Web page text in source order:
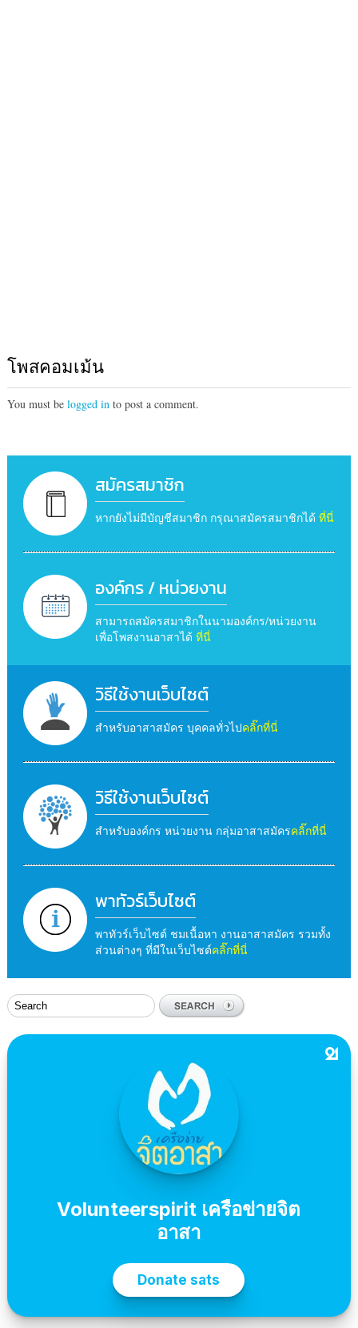
โพสคอมเม้น
You must be logged in to post a comment.
สมัครสมาชิก
หากยังไม่มีบัญชีสมาชิก กรุณาสมัครสมาชิกได้ ที่นี่
องค์กร / หน่วยงาน
สามารถสมัครสมาชิกในนามองค์กร/หน่วยงาน
เพื่อโพสงานอาสาได้ ที่นี่
วิธีใช้งานเว็บไซต์
สำหรับอาสาสมัคร บุคคลทั่วไปคลิ๊กที่นี่
วิธีใช้งานเว็บไซต์
สำหรับองค์กร หน่วยงาน กลุ่มอาสาสมัครคลิ๊กที่นี่
พาทัวร์เว็บไซต์
พาทัวร์เว็บไซต์ ชมเนื้อหา งานอาสาสมัคร รวมทั้ง
ส่วนต่างๆ ที่มีในเว็บไซต์คลิ๊กที่นี่